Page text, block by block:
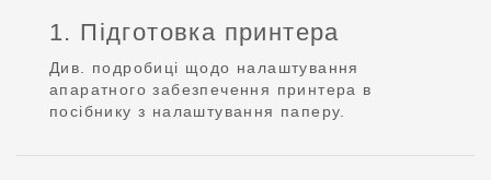
1. Підготовка принтера
Див. подробиці щодо налаштування
апаратного забезпечення принтера в
посібнику з налаштування паперу.